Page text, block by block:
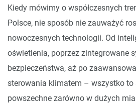
Kiedy mówimy o współczesnych
Polsce, nie sposób nie zauważyć
nowoczesnych technologii. Od
oświetlenia, poprzez zintegrowane
bezpieczeństwa, aż po
sterowania klimatem – wszystko to
powszechne zarówno w dużych